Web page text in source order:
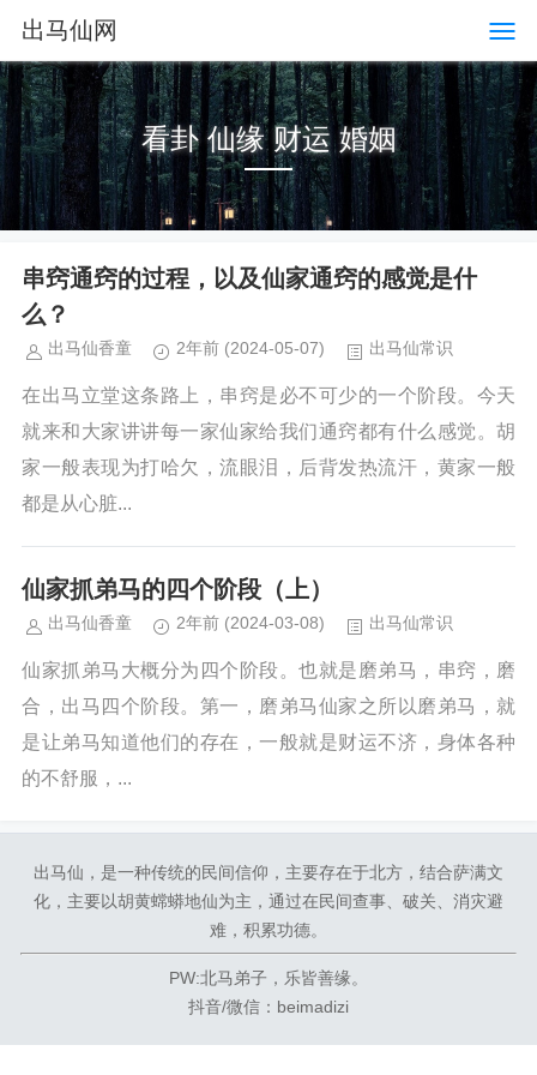
出马仙网
看卦 仙缘 财运 婚姻
串窍通窍的过程，以及仙家通窍的感觉是什
么？
出马仙香童 2年前 (2024-05-07) 出马仙常识
在出马立堂这条路上，串窍是必不可少的一个阶段。今天
就来和大家讲讲每一家仙家给我们通窍都有什么感觉。胡
家一般表现为打哈欠，流眼泪，后背发热流汗，黄家一般
都是从心脏...
仙家抓弟马的四个阶段（上）
出马仙香童 2年前 (2024-03-08) 出马仙常识
仙家抓弟马大概分为四个阶段。也就是磨弟马，串窍，磨
合，出马四个阶段。第一，磨弟马仙家之所以磨弟马，就
是让弟马知道他们的存在，一般就是财运不济，身体各种
的不舒服，...
出马仙，是一种传统的民间信仰，主要存在于北方，结合萨满文
化，主要以胡黄蟐蟒地仙为主，通过在民间查事、破关、消灾避
难，积累功德。
PW:北马弟子，乐皆善缘。
抖音/微信：beimadizi